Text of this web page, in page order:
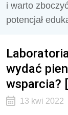
i warto
potencjał
wydać
wsparcia?
13 kwi 2022